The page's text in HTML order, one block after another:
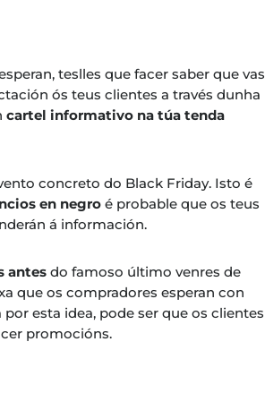
teslles que facer saber que vas
ós teus clientes a través dunha
cartel informativo na túa tenda
concreto do Black Friday. Isto é
en negro é probable que os teus
á información.
antes do famoso último venres de
que os compradores esperan con
esta idea, pode ser que os clientes
promocións.